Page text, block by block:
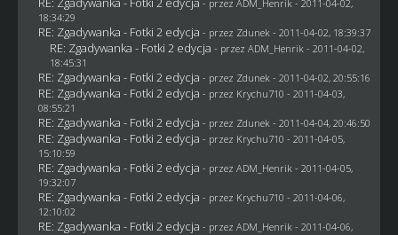
- przez ADM_Henrik - 2011-04-02,
18:34:29
RE: Zgadywanka - Fotki 2 edycja - przez Zdunek - 2011-04-02, 18:39:37
RE: Zgadywanka - Fotki 2 edycja - przez ADM_Henrik - 2011-04-02,
18:45:31
RE: Zgadywanka - Fotki 2 edycja - przez Zdunek - 2011-04-02, 20:55:16
RE: Zgadywanka - Fotki 2 edycja - przez Krychu710 - 2011-04-03,
08:55:21
RE: Zgadywanka - Fotki 2 edycja - przez Zdunek - 2011-04-04, 20:46:50
RE: Zgadywanka - Fotki 2 edycja - przez Krychu710 - 2011-04-05,
15:10:59
RE: Zgadywanka - Fotki 2 edycja - przez ADM_Henrik - 2011-04-05,
19:32:07
RE: Zgadywanka - Fotki 2 edycja - przez Krychu710 - 2011-04-06,
12:10:02
RE: Zgadywanka - Fotki 2 edycja - przez ADM_Henrik - 2011-04-06,